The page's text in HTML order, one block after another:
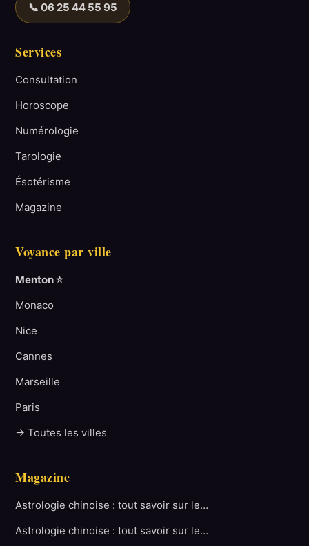
📞 06 25 44 55 95
Services
Consultation
Horoscope
Numérologie
Tarologie
Ésotérisme
Magazine
Voyance par ville
Menton ⭐
Monaco
Nice
Cannes
Marseille
Paris
→ Toutes les villes
Magazine
Astrologie chinoise : tout savoir sur le…
Astrologie chinoise : tout savoir sur le…